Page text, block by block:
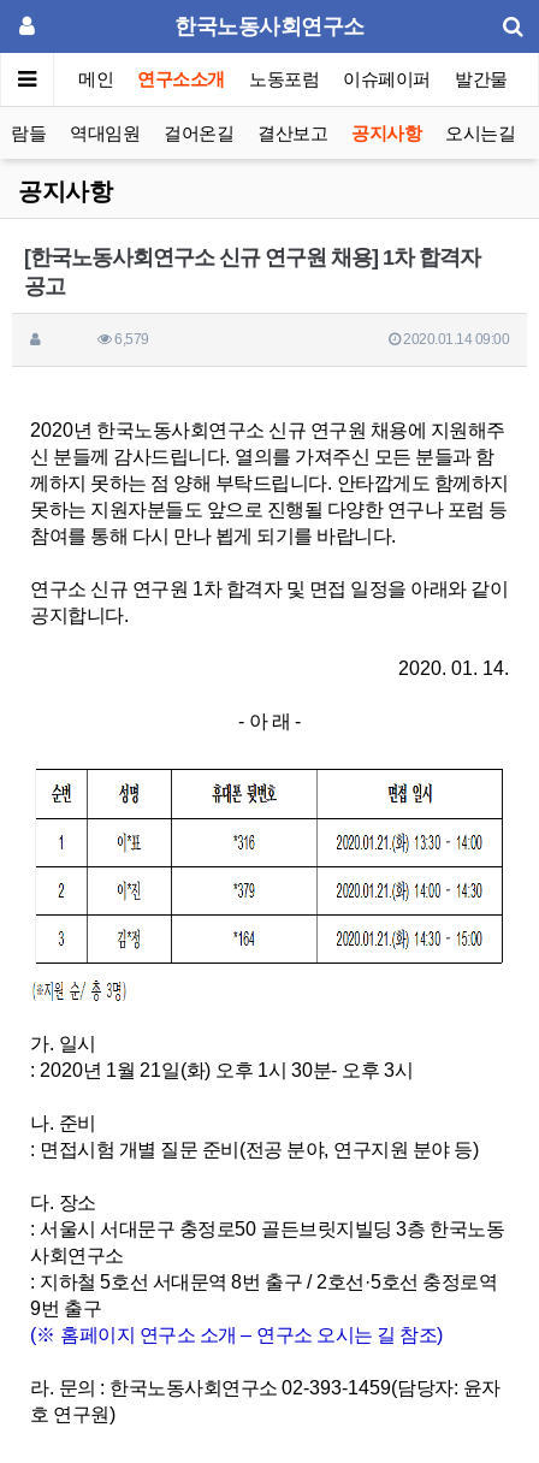
한국노동사회연구소
메인 연구소소개 노동포럼 이슈페이퍼 발간물
람들 역대임원 걸어온길 결산보고 공지사항 오시는길
공지사항
[한국노동사회연구소 신규 연구원 채용] 1차 합격자
공고
6,579 2020.01.14 09:00
2020년 한국노동사회연구소 신규 연구원 채용에 지원해주
신 분들께 감사드립니다. 열의를 가져주신 모든 분들과 함
께하지 못하는 점 양해 부탁드립니다. 안타깝게도 함께하지
못하는 지원자분들도 앞으로 진행될 다양한 연구나 포럼 등
참여를 통해 다시 만나 뵙게 되기를 바랍니다.
연구소 신규 연구원 1차 합격자 및 면접 일정을 아래와 같이
공지합니다.
2020. 01. 14.
- 아 래 -
가. 일시
: 2020년 1월 21일(화) 오후 1시 30분- 오후 3시
나. 준비
: 면접시험 개별 질문 준비 (전공 분야, 연구지원 분야 등)
다. 장소
: 서울시 서대문구 충정로50 골든브릿지빌딩 3층 한국노동
사회연구소
: 지하철 5호선 서대문역 8번 출구 / 2호선 ·5호선 충정로역
9번 출구
(※ 홈페이지 연구소 소개 – 연구소 오시는 길 참조)
라. 문의 : 한국노동사회연구소 02-393-1459(담당자: 윤자
호 연구원)